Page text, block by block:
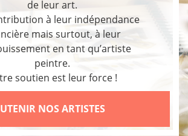
de leur art.
à leur indépendance
mais surtout, à leur
en tant qu’artiste
peintre.
soutien est leur force !
NOS ARTISTES